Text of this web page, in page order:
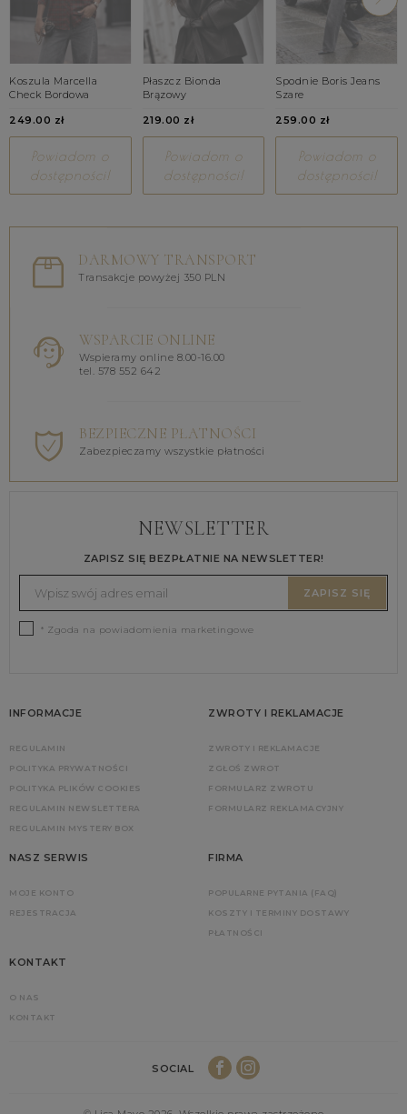
Koszula Marcella
Check Bordowa
249.00 zł
Powiadom o
dostępności!
Płaszcz Bionda
Brązowy
219.00 zł
Powiadom o
dostępności!
Spodnie Boris Jeans
Szare
259.00 zł
Powiadom o
dostępności!
DARMOWY TRANSPORT
Transakcje powyżej 350 PLN
WSPARCIE ONLINE
Wspieramy online 8.00-16.00
tel. 578 552 642
BEZPIECZNE PŁATNOŚCI
Zabezpieczamy wszystkie płatności
NEWSLETTER
ZAPISZ SIĘ BEZPŁATNIE NA NEWSLETTER!
ZAPISZ SIĘ
* Zgoda na powiadomienia marketingowe
INFORMACJE
REGULAMIN
POLITYKA PRYWATNOŚCI
POLITYKA PLIKÓW COOKIES
REGULAMIN NEWSLETTERA
REGULAMIN MYSTERY BOX
ZWROTY I REKLAMACJE
ZWROTY I REKLAMACJE
ZGŁOŚ ZWROT
FORMULARZ ZWROTU
FORMULARZ REKLAMACYJNY
NASZ SERWIS
MOJE KONTO
REJESTRACJA
FIRMA
POPULARNE PYTANIA (FAQ)
KOSZTY I TERMINY DOSTAWY
PŁATNOŚCI
KONTAKT
O NAS
KONTAKT
SOCIAL